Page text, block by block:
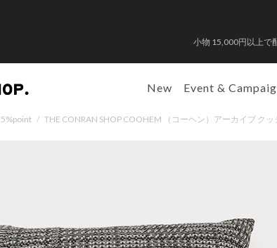
小物 15,000円以上で
New Event &
5%point / THE CONRAN SHOP COOHEM （コーヘン）アーカイブ ク